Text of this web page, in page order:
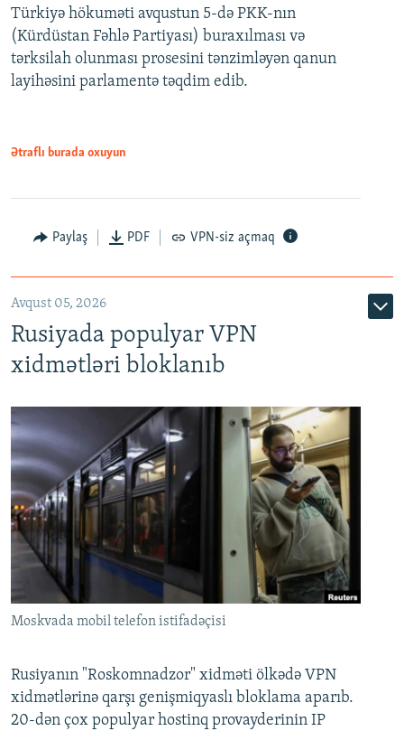
Auto 240p 360p 480p
720p 1080p
360p
480p
Türkiyə hökuməti avqustun 5-də PKK-nın
(Kürdüstan Fəhlə Partiyası) buraxılması və
tərksilah olunması prosesini tənzimləyən qanun
layihəsini parlamentə təqdim edib.
Ətraflı burada oxuyun
Paylaş PDF VPN-siz açmaq
Avqust 05, 2026
Rusiyada populyar VPN
xidmətləri bloklanıb
Moskvada mobil telefon istifadəçisi
Rusiyanın "Roskomnadzor" xidməti ölkədə VPN
xidmətlərinə qarşı genişmiqyaslı bloklama aparıb.
20-dən çox populyar hostinq provayderinin IP